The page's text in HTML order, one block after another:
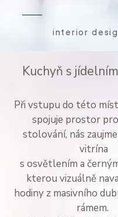
interior
Kuchyň s
Při vstupu do této
spojuje prostor
stolování, nás
vitrína
s osvětlením a
kterou vizuálně
hodiny z masivního
rámem.